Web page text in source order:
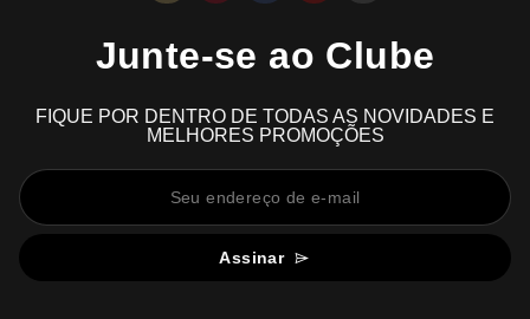
Junte-se ao Clube
FIQUE POR DENTRO DE TODAS AS NOVIDADES E
MELHORES PROMOÇÕES
Assinar